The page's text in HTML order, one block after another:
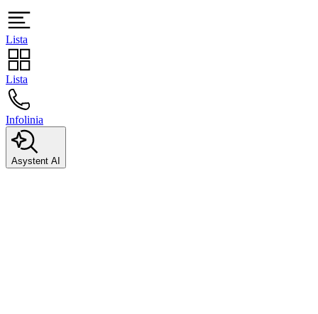
Lista
Lista
Infolinia
Asystent AI